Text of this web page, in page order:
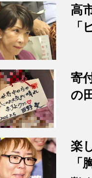
高
「
寄
の
楽
「